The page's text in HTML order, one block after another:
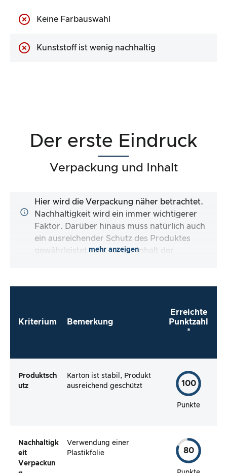
Keine Farbauswahl
Kunststoff ist wenig nachhaltig
Der erste Eindruck
Verpackung und Inhalt
Hier wird die Verpackung näher betrachtet.
Nachhaltigkeit wird ein immer wichtigerer
Faktor. Darüber hinaus muss natürlich auch
ein ausreichender Schutz des Produktes
gewährleistet sein. Ist der Inhalt der
direkt zu verwenden?
mehr anzeigen
Kriterium Bemerkung
Erreichte
Punktzahl
*
Produktsch
utz
Karton ist stabil, Produkt
ausreichend geschützt
100
Punkte
Nachhaltigk
eit
Verpackun
Verwendung einer
Plastikfolie
80